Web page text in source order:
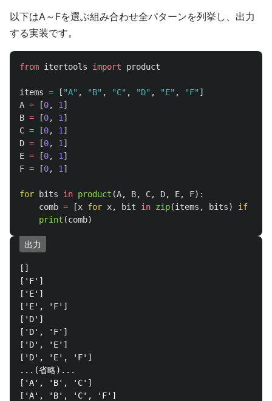
以下はA～Fを選ぶ組み合わせ全パターンを列挙し、出力
する実装です。
from itertools import product
items = [ "A" , "B" , "C" , "D" , "E" , "F" ]
A = [0, 1 ]
B = [0, 1 ]
C = [0, 1 ]
D = [0, 1 ]
E = [0, 1 ]
F = [0, 1 ]
for bits in product (A, B, C, D, E, F):
comb = [x for x, bit in zip(items , bits) if
print (comb)
出力
[]
['F']
['E']
['E', 'F']
['D']
['D', 'F']
['D', 'E']
['D', 'E', 'F']
...(省略)...
['A', 'B', 'C']
['A', 'B', 'C', 'F']